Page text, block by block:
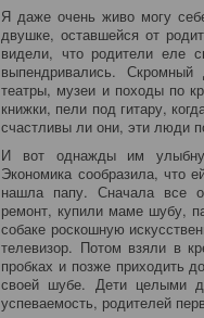
Я даже очень живо могу
двушке, оставшейся от
видели, что родители еле
выпендривались.
театры, музеи и походы по
книжки, пели под гитару,
счастливы ли они, эти люди
И вот однажды им
Экономика сообразила, что
нашла папу. Сначала все
ремонт, купили маме шубу,
собаке роскошную
телевизор. Потом взяли в
пробках и позже приходить
своей шубе. Дети целыми
успеваемость, родителей